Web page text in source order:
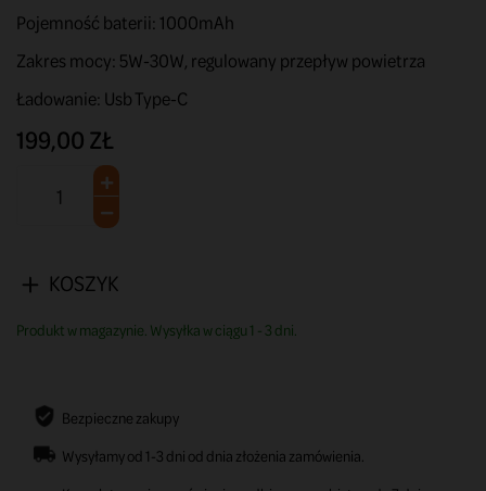
Pojemność baterii: 1000mAh
Zakres mocy: 5W-30W, regulowany przepływ powietrza
Ładowanie: Usb Type-C
199,00 ZŁ
KOSZYK
Produkt w magazynie. Wysyłka w ciągu 1 - 3 dni.
Bezpieczne zakupy
Wysyłamy od 1-3 dni od dnia złożenia zamówienia.